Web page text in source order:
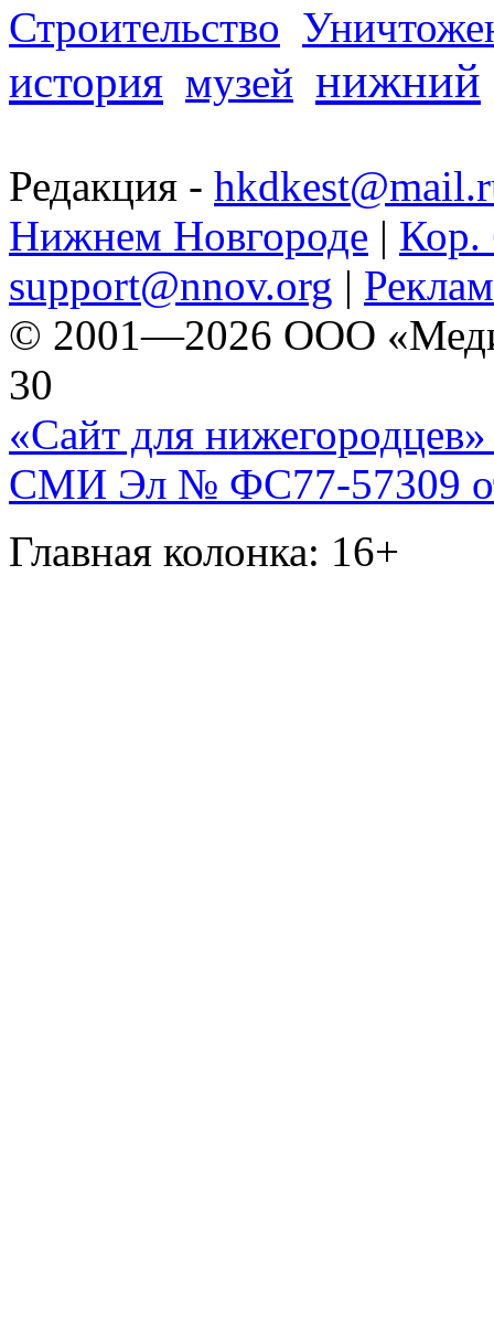
Строительство
история музей нижний
Редакция -
Нижнем Новгороде | Кор.
support@nnov.org |
© 2001—2026 ООО
30
«Сайт для нижегородцев»
СМИ Эл № ФС77-57309
Главная колонка: 16+